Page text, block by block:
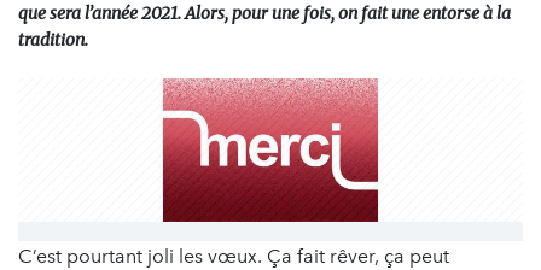
que sera l’année 2021. Alors, pour une fois, on fait une entorse à la
tradition.
C’est pourtant joli les vœux. Ça fait rêver, ça peut